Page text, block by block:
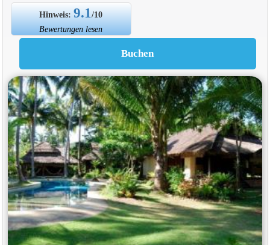
Hinweis:9.1/10
Bewertungen lesen